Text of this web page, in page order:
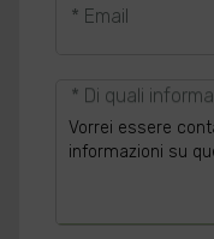
* Email
* Di quali